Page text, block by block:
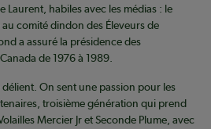
Laurent, habiles avec les médias : le
comité dindon des Éleveurs de
a assuré la présidence des
de 1976 à 1989.
délient. On sent une passion pour les
troisième génération qui prend
Mercier Jr et Seconde Plume, avec